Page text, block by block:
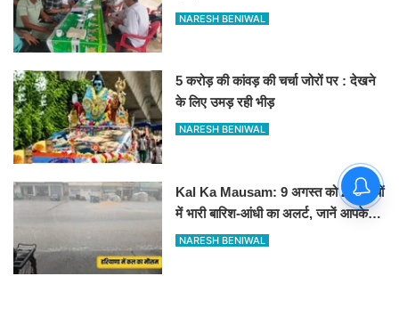
व्यक्तियों का चयन
NARESH BENIWAL
5 करोड़ की कांवड़ की चर्चा जोरों पर : देखने
के लिए उमड़ रही भीड़
NARESH BENIWAL
Kal Ka Mausam: 9 अगस्त को 20 राज्यों
में भारी बारिश-आंधी का अलर्ट, जानें आपके
शहर में कैसा रहेगा मौसम
NARESH BENIWAL